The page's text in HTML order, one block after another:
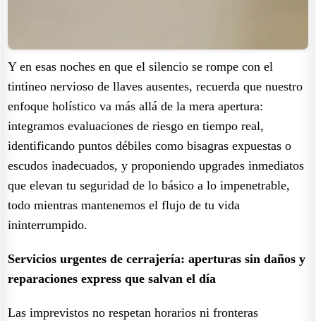
Y en esas noches en que el silencio se rompe con el
tintineo nervioso de llaves ausentes, recuerda que nuestro
enfoque holístico va más allá de la mera apertura:
integramos evaluaciones de riesgo en tiempo real,
identificando puntos débiles como bisagras expuestas o
escudos inadecuados, y proponiendo upgrades inmediatos
que elevan tu seguridad de lo básico a lo impenetrable,
todo mientras mantenemos el flujo de tu vida
ininterrumpido.
Servicios urgentes de cerrajería: aperturas sin daños y
reparaciones express que salvan el día
Las imprevistos no respetan horarios ni fronteras